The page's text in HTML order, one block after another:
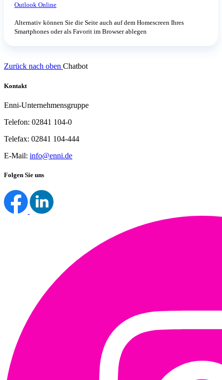
Outlook Online
Alternativ können Sie die Seite auch auf dem Homescreen Ihres
Smartphones oder als Favorit im Browser ablegen
Zurück nach oben Chatbot
Kontakt
Enni-Unternehmensgruppe
Telefon: 02841 104-0
Telefax: 02841 104-444
E-Mail: info@enni.de
Folgen Sie uns